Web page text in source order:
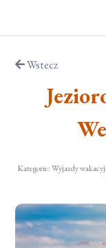
Wstecz
Kategorie: Wyjazdy